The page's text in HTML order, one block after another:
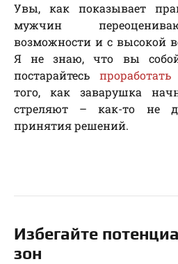
Увы, как показывает
мужчин
возможности и с высокой
Я не знаю, что вы собой
постарайтесь
того, как заварушка
стреляют – как-то не
принятия решений.
Избегайте
зон